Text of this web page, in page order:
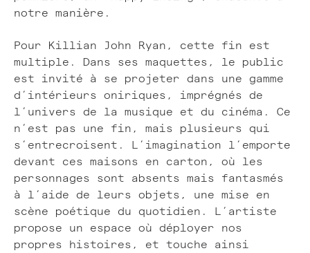
notre manière.
Pour Killian John Ryan, cette fin est
multiple. Dans ses maquettes, le public
est invité à se projeter dans une gamme
d’intérieurs oniriques, imprégnés de
l’univers de la musique et du cinéma. Ce
n’est pas une fin, mais plusieurs qui
s’entrecroisent. L’imagination l’emporte
devant ces maisons en carton, où les
personnages sont absents mais fantasmés
à l’aide de leurs objets, une mise en
scène poétique du quotidien. L’artiste
propose un espace où déployer nos
propres histoires, et touche ainsi